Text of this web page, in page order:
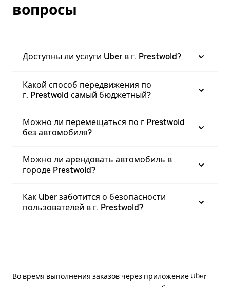
вопросы
Доступны ли услуги Uber в г. Prestwold?
Какой способ передвижения по
г. Prestwold самый бюджетный?
Можно ли перемещаться по г Prestwold
без автомобиля?
Можно ли арендовать автомобиль в
городе Prestwold?
Как Uber заботится о безопасности
пользователей в г. Prestwold?
Во время выполнения заказов через приложение Uber